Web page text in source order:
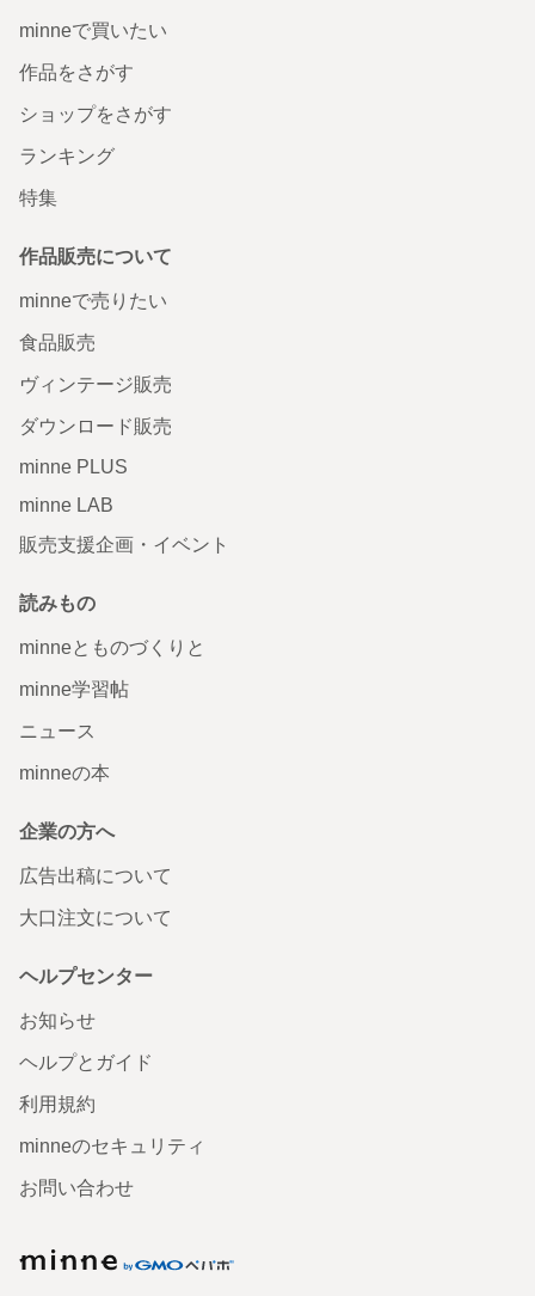
minneで買いたい
作品をさがす
ショップをさがす
ランキング
特集
作品販売について
minneで売りたい
食品販売
ヴィンテージ販売
ダウンロード販売
minne PLUS
minne LAB
販売支援企画・イベント
読みもの
minneとものづくりと
minne学習帖
ニュース
minneの本
企業の方へ
広告出稿について
大口注文について
ヘルプセンター
お知らせ
ヘルプとガイド
利用規約
minneのセキュリティ
お問い合わせ